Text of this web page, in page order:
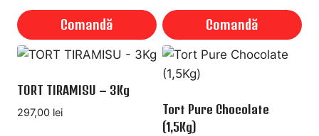
fi
alese
în
pagina
Comandă
la
550,00 lei
Comandă
Acest
produs
mai
multe
TORT TIRAMISU – 3Kg
297,00 lei
Tort Pure Chocolate
(1,5Kg)